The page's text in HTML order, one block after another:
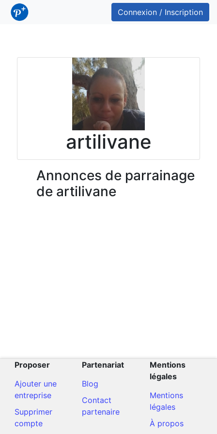
Connexion / Inscription
artilivane
Annonces de parrainage
de artilivane
Proposer
Ajouter une
entreprise
Supprimer
compte
Partenariat
Blog
Contact
partenaire
Mentions
légales
Mentions
légales
À propos